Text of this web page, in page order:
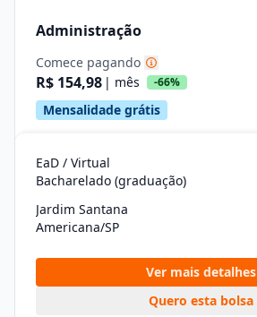
Administração
Comece pagando
R$ 154,98 | mês -66%
Mensalidade grátis
EaD / Virtual
Bacharelado (graduação)
Jardim Santana
Americana/SP
Ver mais detalhes
Quero esta bolsa